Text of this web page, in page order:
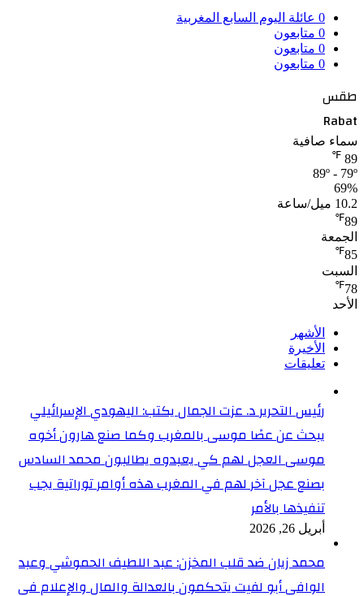
0 عائلة اليوم السابع المغربية
0 متابعون
0 متابعون
0 متابعون
طقس
Rabat
سماء صافية
89
℉
89º - 79º
69%
10.2 ميل/ساعة
89
℉
الجمعة
85
℉
السبت
78
℉
الأحد
الأشهر
الأخيرة
تعليقات
رئيس التحرير د. عزت الجمال يكتب: اليهودي الإسرائيلي
يبحث عن عصًا موسى بالمغرب وكما صنع هارون أخوه
موسى العجل لهم كي يعبدوه يطالبون محمد السادس
بصنع عجل آخر لهم في المغرب هذه أوامر توراتية يجب
تنفيذها بالأمر
أبريل 26, 2026
محمد زيان ضد قلب المخزن: عبد اللطيف الحموشي وعبد
الوافي أبو لفيت يتحكمون بالعدالة والمال والإعلام في